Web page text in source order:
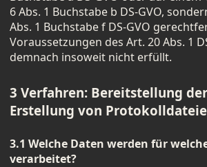
6 Abs. 1 Buchstabe b DS-GVO,
Abs. 1 Buchstabe f DS-GVO
Voraussetzungen des Art. 20 Abs. 1
demnach insoweit nicht erfüllt.
3 Verfahren: Bereitstellung
Erstellung von
3.1 Welche Daten werden für
verarbeitet?